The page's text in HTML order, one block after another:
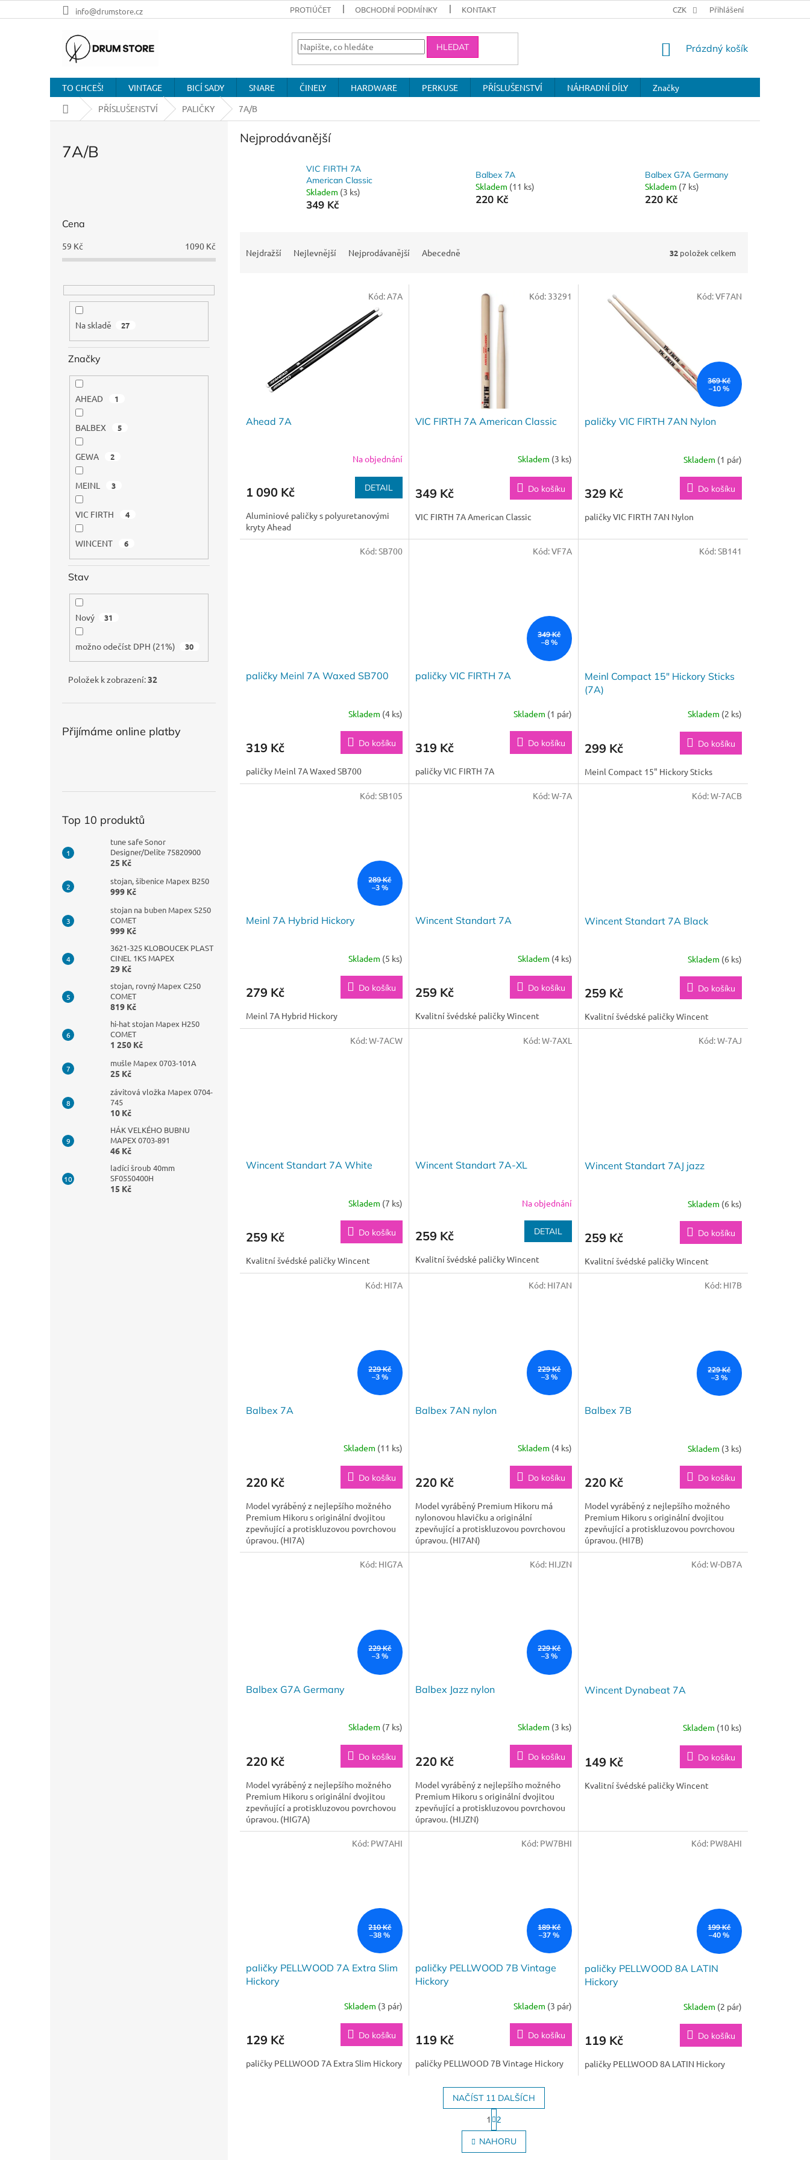
na
info@drumstore.cz PROTIÚČET OBCHODNÍ PODMÍNKY KONTAKT CZK Přihlášení
HLEDAT
NÁKUPNÍ
Prázdný košík
TO CHCEŠ! VINTAGE BICÍ SADY SNARE ČINELY HARDWARE PERKUSE PŘÍSLUŠENSTVÍ NÁHRADNÍ DÍLY
Značky
Domů
PŘÍSLUŠENSTVÍ PALIČKY 7A/B
7A/B
Cena
59 Kč 1090 Kč
Na skladě 27
Značky
AHEAD 1
BALBEX 5
GEWA 2
MEINL 3
VIC FIRTH 4
WINCENT 6
Stav
Nový 31
možno odečíst DPH (21%) 30
Položek k zobrazení:32
Přijímáme online platby
Top 10 produktů
tune safe Sonor
Designer/Delite 75820900
25 Kč
stojan, šibenice Mapex B250
999 Kč
stojan na buben Mapex S250
COMET
999 Kč
3621-325 KLOBOUCEK PLAST
CINEL 1KS MAPEX
29 Kč
stojan, rovný Mapex C250
COMET
819 Kč
hi-hat stojan Mapex H250
COMET
1 250 Kč
mušle Mapex 0703-101A
25 Kč
závitová vložka Mapex 0704-
745
10 Kč
HÁK VELKÉHO BUBNU
MAPEX 0703-891
46 Kč
ladící šroub 40mm
SF0550400H
15 Kč
Nejprodávanější
VIC FIRTH 7A
American Classic
Skladem (3 ks)
349 Kč
Balbex 7A
Skladem (11 ks)
220 Kč
Balbex G7A Germany
Skladem (7 ks)
220 Kč
Nejdražší Nejlevnější Nejprodávanější Abecedně 32 položek celkem
Ahead 7A
Na objednání
1 090 Kč DETAIL
Aluminiové paličky s polyuretanovými
kryty Ahead
Kód:A7A
VIC FIRTH 7A American Classic
Skladem (3 ks)
349 Kč Do košíku
VIC FIRTH 7A American Classic
Kód: 33291
369 Kč
–10 %
paličky VIC FIRTH 7AN Nylon
Skladem (1 pár)
329 Kč Do košíku
paličky VIC FIRTH 7AN Nylon
Kód:VF7AN
paličky Meinl 7A Waxed SB700
Skladem (4 ks)
319 Kč Do košíku
paličky Meinl 7A Waxed SB700
Kód:SB700
349 Kč
–8 %
paličky VIC FIRTH 7A
Skladem (1 pár)
319 Kč Do košíku
paličky VIC FIRTH 7A
Kód:VF7A
Meinl Compact 15" Hickory Sticks
(7A)
Skladem (2 ks)
299 Kč Do košíku
Meinl Compact 15" Hickory Sticks
Kód:SB141
289 Kč
–3 %
Meinl 7A Hybrid Hickory
Skladem (5 ks)
279 Kč Do košíku
Meinl 7A Hybrid Hickory
Kód:SB105
Wincent Standart 7A
Skladem (4 ks)
259 Kč Do košíku
Kvalitní švédské paličky Wincent
Kód:W-7A
Wincent Standart 7A Black
Skladem (6 ks)
259 Kč Do košíku
Kvalitní švédské paličky Wincent
Kód:W-7ACB
Wincent Standart 7A White
Skladem (7 ks)
259 Kč Do košíku
Kvalitní švédské paličky Wincent
Kód:W-7ACW
Wincent Standart 7A-XL
Na objednání
259 Kč DETAIL
Kvalitní švédské paličky Wincent
Kód:W-7AXL
Wincent Standart 7AJ jazz
Skladem (6 ks)
259 Kč Do košíku
Kvalitní švédské paličky Wincent
Kód:W-7AJ
229 Kč
–3 %
Balbex 7A
Skladem (11 ks)
220 Kč Do košíku
Model vyráběný z nejlepšího možného
Premium Hikoru s originální dvojitou
zpevňující a protiskluzovou povrchovou
úpravou. (HI7A)
Kód: HI7A
229 Kč
–3 %
Balbex 7AN nylon
Skladem (4 ks)
220 Kč Do košíku
Model vyráběný Premium Hikoru má
nylonovou hlavičku a originální
zpevňující a protiskluzovou povrchovou
úpravou. (HI7AN)
Kód: HI7AN
229 Kč
–3 %
Balbex 7B
Skladem (3 ks)
220 Kč Do košíku
Model vyráběný z nejlepšího možného
Premium Hikoru s originální dvojitou
zpevňující a protiskluzovou povrchovou
úpravou. (HI7B)
Kód: HI7B
229 Kč
–3 %
Balbex G7A Germany
Skladem (7 ks)
220 Kč Do košíku
Model vyráběný z nejlepšího možného
Premium Hikoru s originální dvojitou
zpevňující a protiskluzovou povrchovou
úpravou. (HIG7A)
Kód: HIG7A
229 Kč
–3 %
Balbex Jazz nylon
Skladem (3 ks)
220 Kč Do košíku
Model vyráběný z nejlepšího možného
Premium Hikoru s originální dvojitou
zpevňující a protiskluzovou povrchovou
úpravou. (HIJZN)
Kód: HIJZN
Wincent Dynabeat 7A
Skladem (10 ks)
149 Kč Do košíku
Kvalitní švédské paličky Wincent
Kód:W-DB7A
210 Kč
–38 %
paličky PELLWOOD 7A Extra Slim
Hickory
Skladem (3 pár)
129 Kč Do košíku
paličky PELLWOOD 7A Extra Slim Hickory
Kód: PW7AHI
189 Kč
–37 %
paličky PELLWOOD 7B Vintage
Hickory
Skladem (3 pár)
119 Kč Do košíku
paličky PELLWOOD 7B Vintage Hickory
Kód: PW7BHI
199 Kč
–40 %
paličky PELLWOOD 8A LATIN
Hickory
Skladem (2 pár)
119 Kč Do košíku
paličky PELLWOOD 8A LATIN Hickory
Kód: PW8AHI
O
v
NAČÍST 11 DALŠÍCH
S
t
r
á
n
1 2
NAHORU